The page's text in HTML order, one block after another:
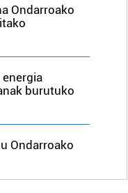
Ondarroako
burutuko
Ondarroako